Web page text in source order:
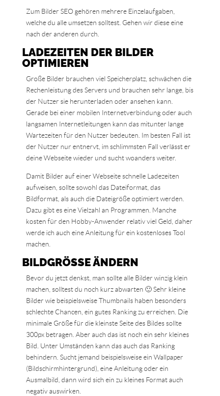
Zum Bilder SEO gehören mehrere Einzelaufgaben,
welche du alle umsetzen solltest. Gehen wir diese eine
nach der anderen durch.
LADEZEITEN DER BILDER
OPTIMIEREN
Große Bilder brauchen viel Speicherplatz, schwächen die
Rechenleistung des Servers und brauchen sehr lange, bis
der Nutzer sie herunterladen oder ansehen kann.
Gerade bei einer mobilen Internetverbindung oder auch
langsamen Internetleitungen kann das mitunter lange
Wartezeiten für den Nutzer bedeuten. Im besten Fall ist
der Nutzer nur entnervt, im schlimmsten Fall verlässt er
deine Webseite wieder und sucht woanders weiter.
Damit Bilder auf einer Webseite schnelle Ladezeiten
aufweisen, sollte sowohl das Dateiformat, das
Bildformat, als auch die Dateigröße optimiert werden.
Dazu gibt es eine Vielzahl an Programmen. Manche
kosten für den Hobby-Anwender relativ viel Geld, daher
werde ich auch eine Anleitung für ein kostenloses Tool
machen.
BILDGRÖSSE ÄNDERN
Bevor du jetzt denkst, man sollte alle Bilder winzig klein
machen, solltest du noch kurz abwarten 🙂 Sehr kleine
Bilder wie beispielsweise Thumbnails haben besonders
schlechte Chancen, ein gutes Ranking zu erreichen. Die
minimale Größe für die kleinste Seite des Bildes sollte
300px betragen. Aber auch das ist noch ein sehr kleines
Bild. Unter Umständen kann das auch das Ranking
behindern. Sucht jemand beispielsweise ein Wallpaper
(Bildschirmhintergrund), eine Anleitung oder ein
Ausmalbild, dann wird sich ein zu kleines Format auch
negativ auswirken.